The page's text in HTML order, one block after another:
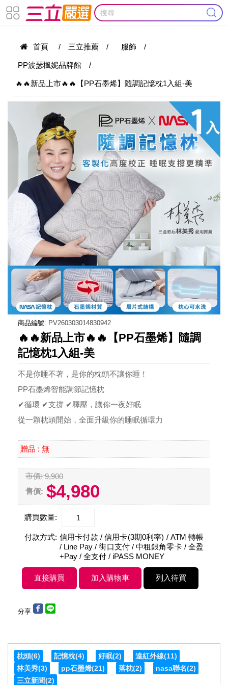
首頁 / 三立推薦 / 服飾 /
PP波瑟楓妮品牌館 /
🔥🔥新品上市🔥🔥【PP石墨烯】隨調記憶枕1入組-美
商品編號: PV260303014830942
🔥🔥新品上市🔥🔥【PP石墨烯】隨調
記憶枕1入組-美
不是你睡不著，是你的枕頭不讓你睡！
PP石墨烯智能調節記憶枕
✔循環 ✔支撐 ✔釋壓，讓你一夜好眠
從一顆枕頭開始，全面升級你的睡眠循環力
贈品 : 無
市價: 9,900
售價: $4,980
購買數量:
付款方式: 信用卡付款 / 信用卡(3期0利率) / ATM 轉帳
/ Line Pay / 街口支付 / 中租銀角零卡 / 全盈
+Pay / 全支付 / iPASS MONEY
分享
枕頭(6) 記憶枕(4) 好眠(2) 遠紅外線(11)
林美秀(3) pp石墨烯(21) 落枕(2) nasa聯名(2)
三立新聞(2)